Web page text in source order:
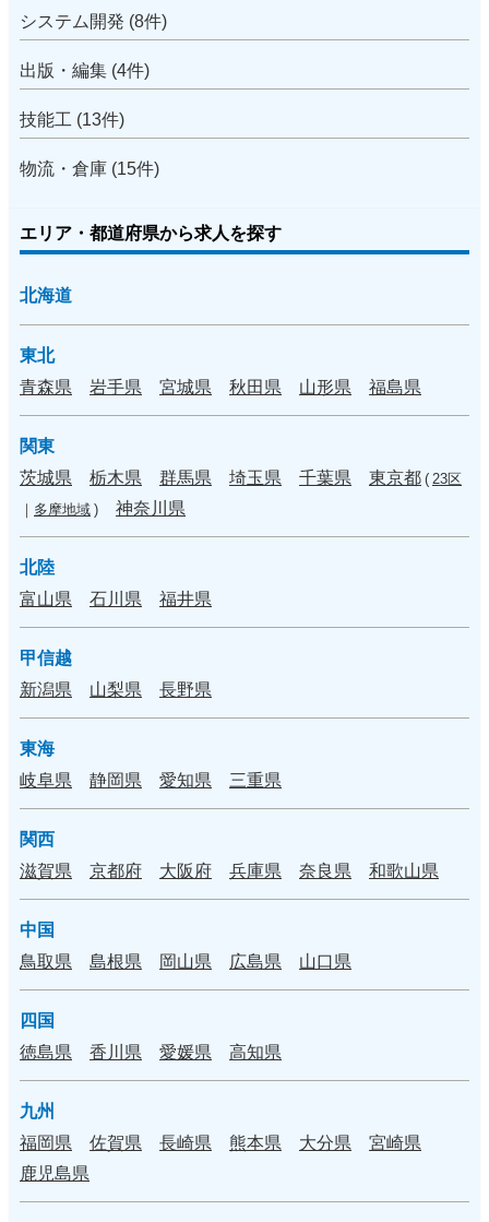
システム開発 (8件)
出版・編集 (4件)
技能工 (13件)
物流・倉庫 (15件)
エリア・都道府県から求人を探す
北海道
東北
青森県
岩手県 宮城県 秋田県 山形県 福島県
関東
茨城県
栃木県 群馬県 埼玉県 千葉県 東京都 ( 23区
｜ 多摩地域 ) 神奈川県
北陸
富山県
石川県 福井県
甲信越
新潟県
山梨県 長野県
東海
岐阜県
静岡県 愛知県 三重県
関西
滋賀県
京都府 大阪府 兵庫県 奈良県 和歌山県
中国
鳥取県
島根県 岡山県 広島県 山口県
四国
徳島県
香川県 愛媛県 高知県
九州
福岡県
佐賀県 長崎県 熊本県 大分県
宮崎県
鹿児島県